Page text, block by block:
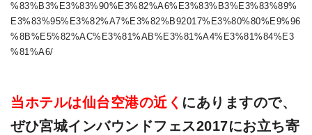
%83%B3%E3%83%90%E3%82%A6%E3%83%B3%E3%83%89%
E3%83%95%E3%82%A7%E3%82%B92017%E3%80%80%E9%96
%8B%E5%82%AC%E3%81%AB%E3%81%A4%E3%81%84%E3
%81%A6/
当ホテルは仙台空港の近く にありますので、
ぜひ宮城インバウンドフェス2017にお立ち寄